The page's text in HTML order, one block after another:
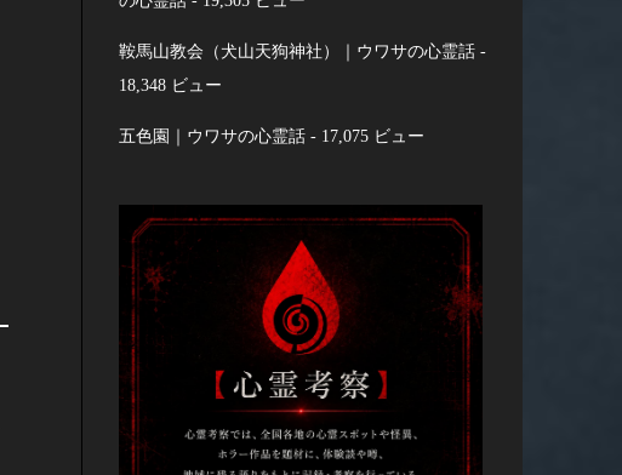
鞍馬山教会（犬山天狗神社）｜ウワサの心霊話 -
18,348 ビュー
五色園｜ウワサの心霊話 - 17,075 ビュー